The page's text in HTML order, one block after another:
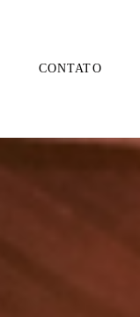
CONTATO